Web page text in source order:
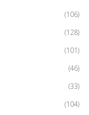
(106)
(128)
(101)
(46)
(33)
(104)